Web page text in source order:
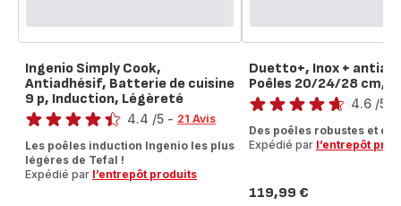
Ingenio Simply Cook,
Antiadhésif, Batterie de cuisine
9 p, Induction, Légèreté
Note
4.4 /5 - 21 Avis
Les poêles induction Ingenio les plus
légères de Tefal !
Expédié par l’entrepôt produits
Duetto+, Inox +
Poêles 20/24/28 cm,
Note
4.6 /5
Des poêles robustes et
Expédié par l’entrepôt
Prix
119,99 €